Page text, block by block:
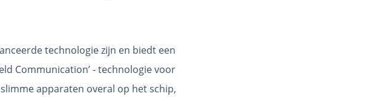
technologie zijn en biedt een
Communication’ - technologie voor
apparaten overal op het schip,